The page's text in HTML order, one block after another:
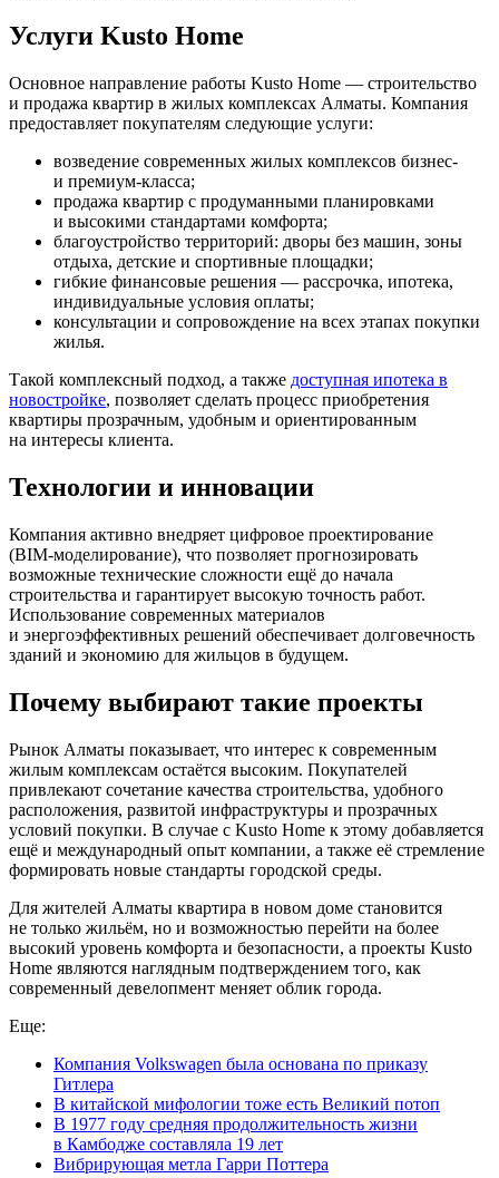
Услуги Kusto Home
Основное направление работы Kusto Home — строительство
и продажа квартир в жилых комплексах Алматы. Компания
предоставляет покупателям следующие услуги:
возведение современных жилых комплексов бизнес-
и премиум-класса;
продажа квартир с продуманными планировками
и высокими стандартами комфорта;
благоустройство территорий: дворы без машин, зоны
отдыха, детские и спортивные площадки;
гибкие финансовые решения — рассрочка, ипотека,
индивидуальные условия оплаты;
консультации и сопровождение на всех этапах покупки
жилья.
Такой комплексный подход, а также доступная ипотека в
новостройке, позволяет сделать процесс приобретения
квартиры прозрачным, удобным и ориентированным
на интересы клиента.
Технологии и инновации
Компания активно внедряет цифровое проектирование
(BIM-моделирование), что позволяет прогнозировать
возможные технические сложности ещё до начала
строительства и гарантирует высокую точность работ.
Использование современных материалов
и энергоэффективных решений обеспечивает долговечность
зданий и экономию для жильцов в будущем.
Почему выбирают такие проекты
Рынок Алматы показывает, что интерес к современным
жилым комплексам остаётся высоким. Покупателей
привлекают сочетание качества строительства, удобного
расположения, развитой инфраструктуры и прозрачных
условий покупки. В случае с Kusto Home к этому добавляется
ещё и международный опыт компании, а также её стремление
формировать новые стандарты городской среды.
Для жителей Алматы квартира в новом доме становится
не только жильём, но и возможностью перейти на более
высокий уровень комфорта и безопасности, а проекты Kusto
Home являются наглядным подтверждением того, как
современный девелопмент меняет облик города.
Еще:
Компания Volkswagen была основана по приказу
Гитлера
В китайской мифологии тоже есть Великий потоп
В 1977 году средняя продолжительность жизни
в Камбодже составляла 19 лет
Вибрирующая метла Гарри Поттера